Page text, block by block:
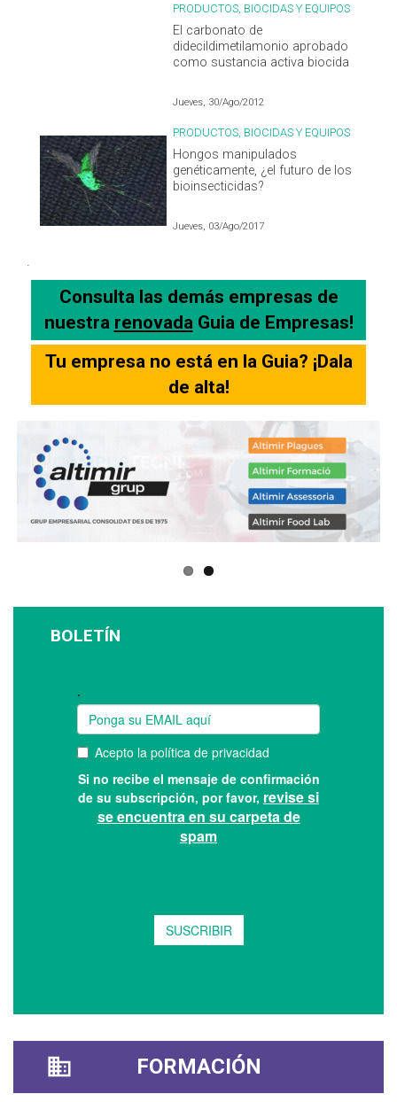
PRODUCTOS, BIOCIDAS Y EQUIPOS
El carbonato de
didecildimetilamonio aprobado
como sustancia activa biocida
Jueves, 30/Ago/2012
PRODUCTOS, BIOCIDAS Y EQUIPOS
Hongos manipulados
genéticamente, ¿el futuro de los
bioinsecticidas?
Jueves, 03/Ago/2017
.
Consulta las demás empresas de
nuestra renovadaGuia de Empresas!
Tu empresa no está en la Guia? ¡Dala
de alta!
BOLETÍN
FORMACIÓN